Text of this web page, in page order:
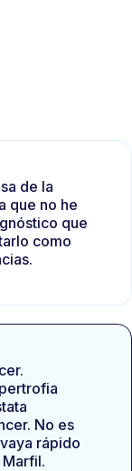
de la
que no he
que
como
No es
rápido